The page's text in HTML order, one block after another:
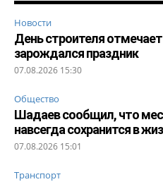
Новости
День строителя
зарождался праздник
07.08.2026 15:30
Общество
Шадаев сообщил, что
навсегда сохранится в
07.08.2026 15:01
Транспорт